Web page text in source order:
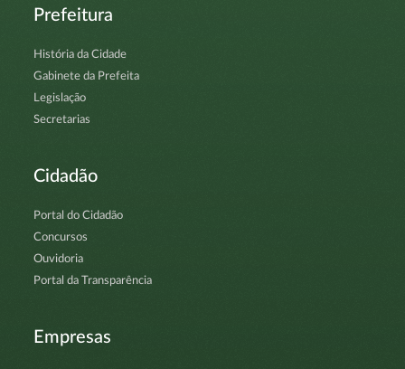
Prefeitura
História da Cidade
Gabinete da Prefeita
Legislação
Secretarias
Cidadão
Portal do Cidadão
Concursos
Ouvidoria
Portal da Transparência
Empresas